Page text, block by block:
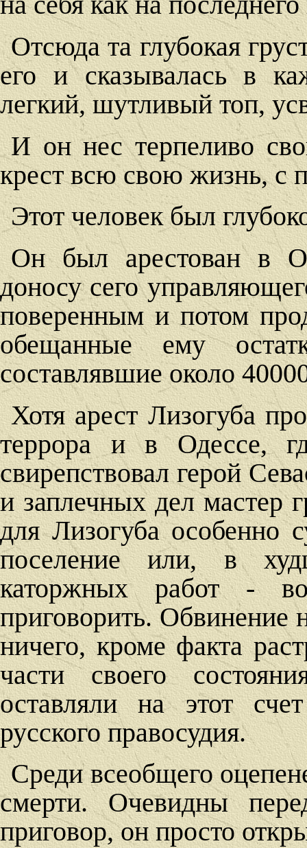
Отсюда та глубокая
его и сказывалась в
легкий, шутливый топ,
И он нес терпеливо
крест всю свою жизнь, с
Этот человек был
Он был арестован в
доносу сего
поверенным и потом
обещанные ему
составлявшие около
Хотя арест Лизогуба
террора и в Одессе,
свирепствовал герой
и заплечных дел мастер
для Лизогуба особенно
поселение или, в
каторжных работ -
приговорить. Обвинение
ничего, кроме факта
части своего
оставляли на этот
русского правосудия.
Среди всеобщего
смерти. Очевидны
приговор, он просто